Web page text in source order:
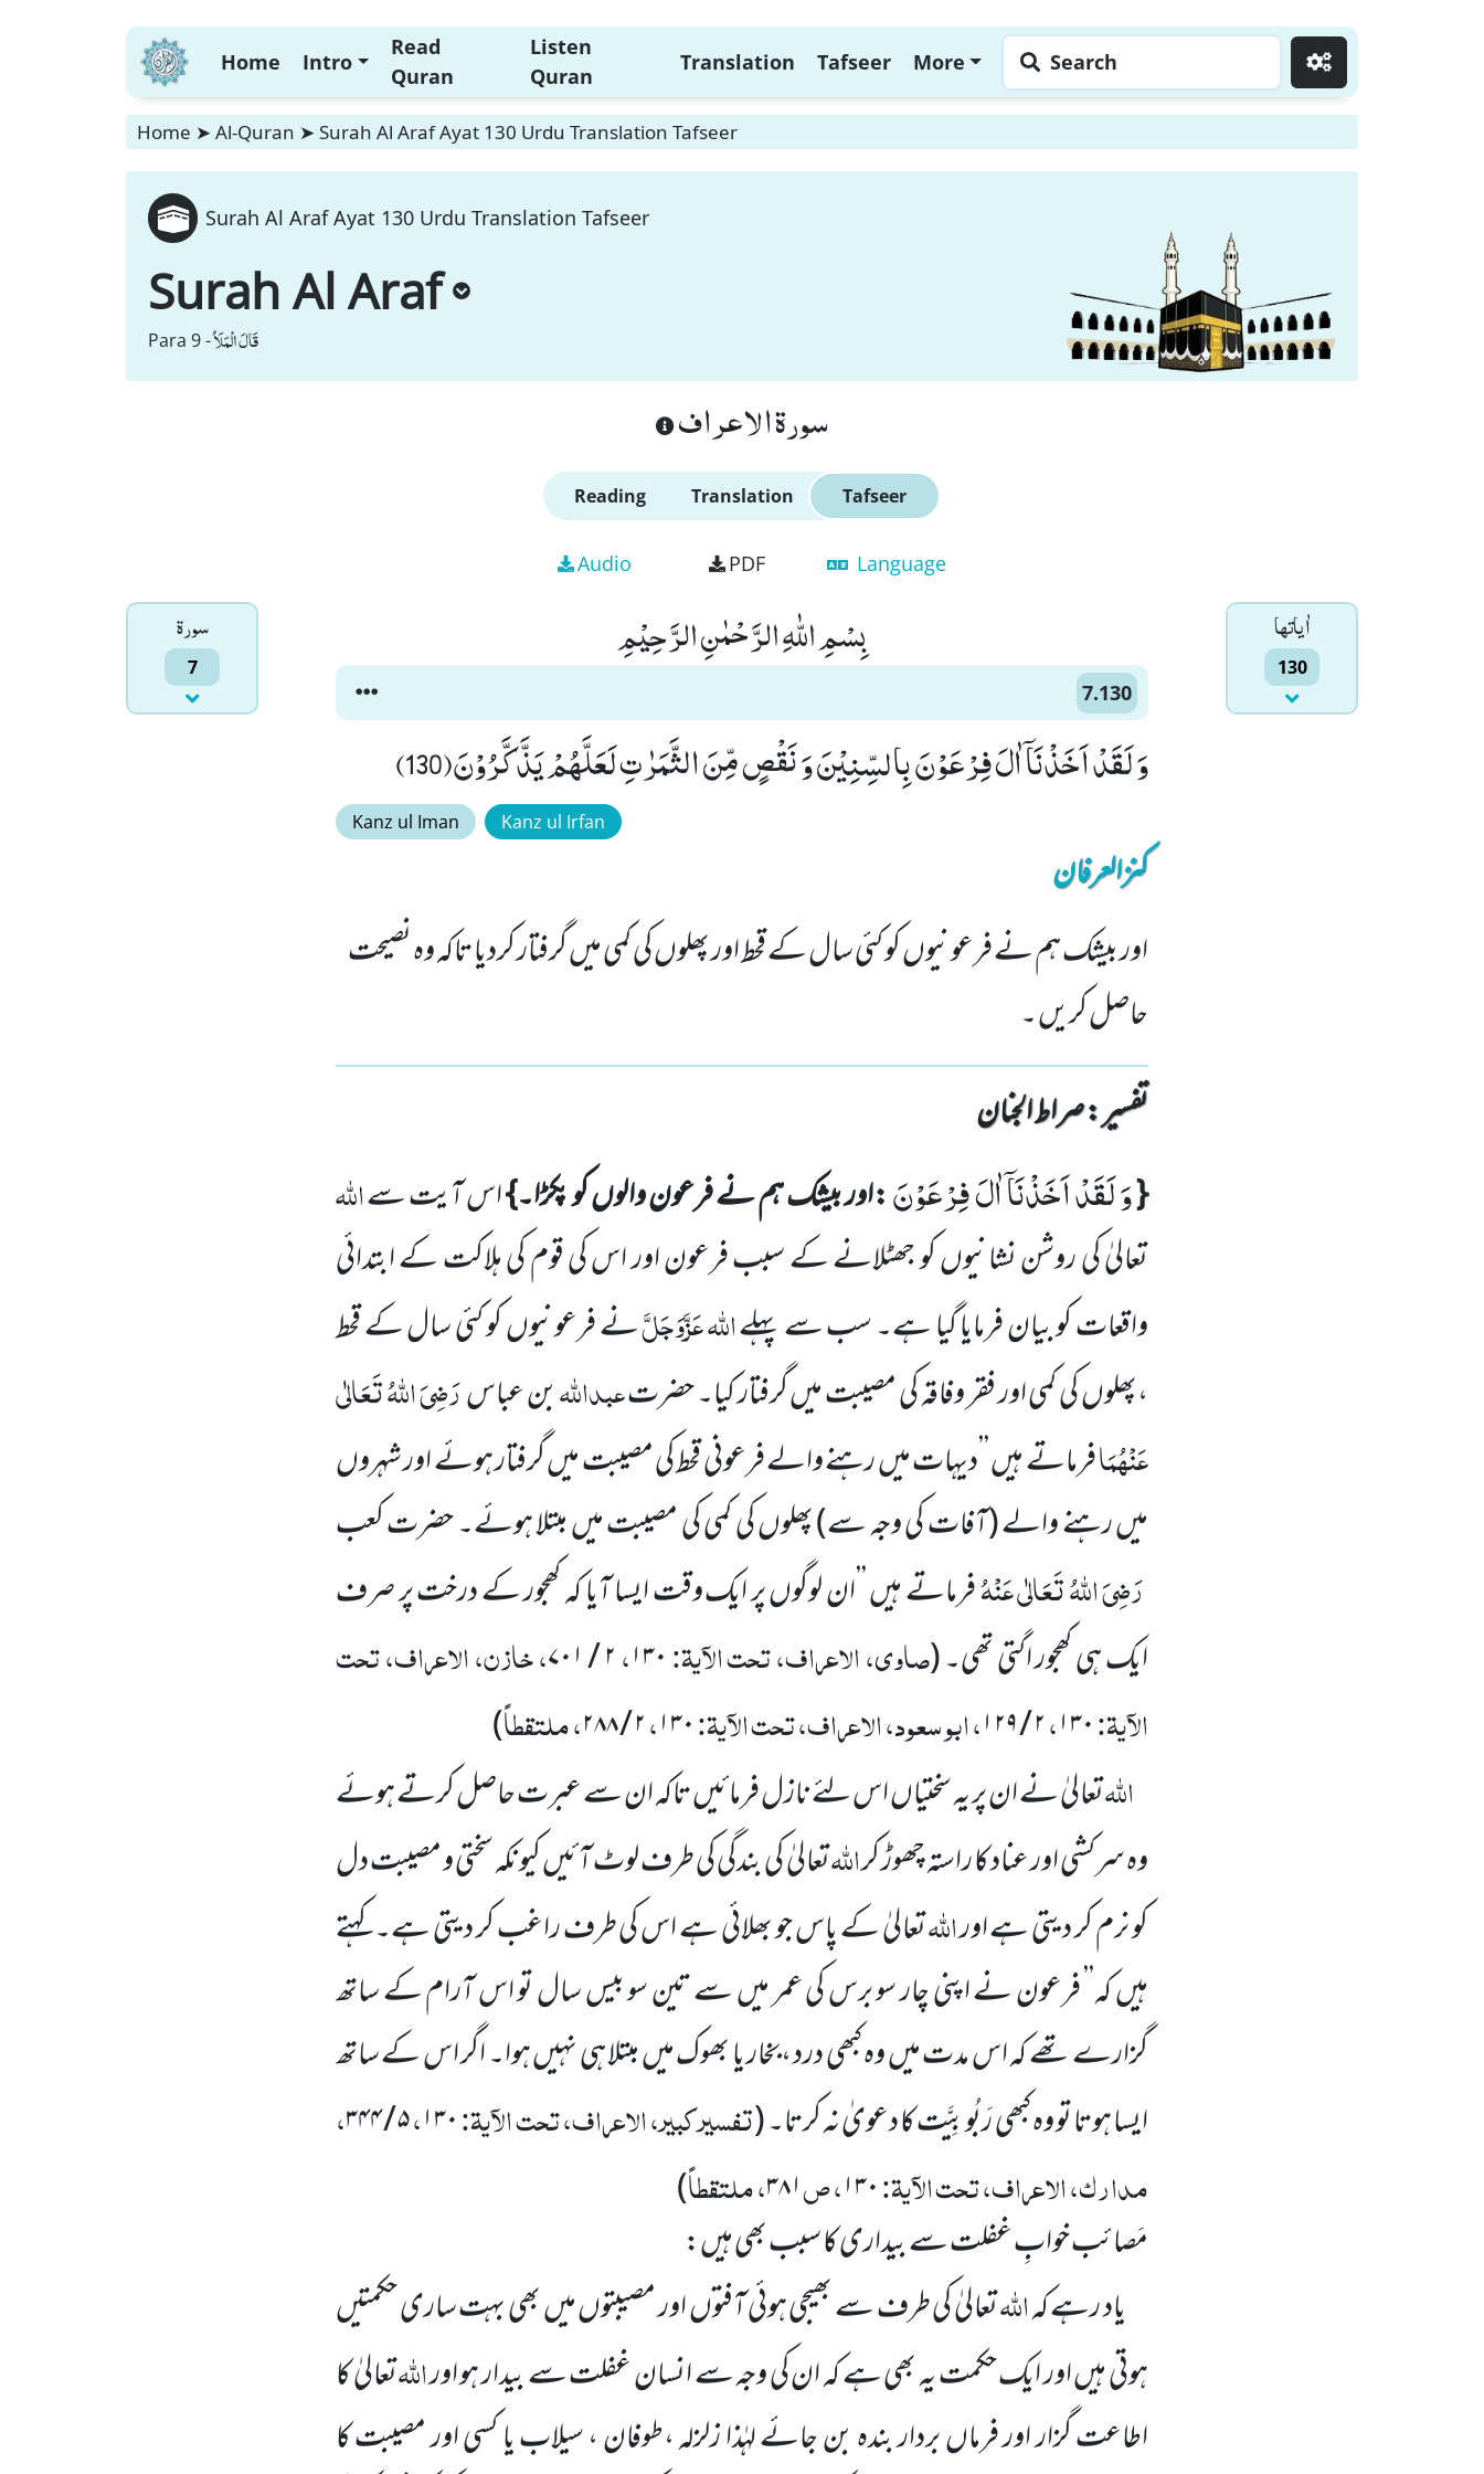
Home Intro
Read
Quran
Listen
Quran
Translation Tafseer More Search
Home ➤ Al-Quran ➤ Surah Al Araf Ayat 130 Urdu Translation Tafseer
Surah Al Araf Ayat 130 Urdu Translation Tafseer
Surah Al Araf
Para 9 -قَالَ الْمَلَاُ
سورة الاعراف
Reading Translation Tafseer
Audio PDF Language
سورۃ
7
اٰياتها
130
بِسْمِ اللّٰهِ الرَّحْمٰنِ الرَّحِیْمِ
7.130
وَ لَقَدْ اَخَذْنَاۤ اٰلَ فِرْعَوْنَ بِالسِّنِیْنَ وَ نَقْصٍ مِّنَ الثَّمَرٰتِ لَعَلَّهُمْ یَذَّكَّرُوْنَ(130)
Kanz ul Iman Kanz ul Irfan
کنزالعرفان
اور بیشک ہم نے فرعونیوں کو کئی سال کے قحط اور پھلوں کی کمی میں گرفتار کردیا تاکہ وہ نصیحت
حاصل کریں ۔
تفسیر : ‎صراط الجنان
{وَ لَقَدْ اَخَذْنَاۤ اٰلَ فِرْعَوْنَ:اور بیشک ہم نے فرعون والوں کو پکڑا۔}اس آیت سےاللہ
تعالیٰ کی روشن نشانیوں کو جھٹلانےکے سبب فرعوناور اس کی قوم کی ہلاکت کے ابتدائی
واقعات کو بیان فرمایا گیا ہے۔ سب سے پہلےاللہ عَزَّوَجَلَّنے فرعونیوںکو کئی سال کے قحط
،پھلوں کی کمی اور فقر وفاقہ کی مصیبت میں گرفتار کیا۔ حضرتعبداللہبن عباسرَضِیَ اللہُ تَعَالٰی
عَنْہُمَافرماتے ہیں ’’دیہات میں رہنے والے فرعونی قحط کی مصیبت میں گرفتار ہوئے اور شہروں
میں رہنے والے(آفات کی وجہسے)پھلوں کی کمی کی مصیبت میں مبتلا ہوئے۔ حضرت کعب
رَضِیَ اللہُ تَعَالٰی عَنْہُفرماتے ہیں ’’ان لوگوں پر ایکوقت ایسا آیا کہ کھجور کے درخت پر صرف
ایک ہی کھجور اگتی تھی۔(صاوی، الاعراف، تحت الآیۃ:۱۳۰،۲/۷۰۱، خازن، الاعراف، تحت
الآیۃ:۱۳۰،۲/۱۲۹، ابو سعود، الاعراف، تحت الآیۃ:۱۳۰،۲/۲۸۸، ملتقطاً)
اللہتعالیٰ نے ان پر یہ سختیاں اس لئے نازل فرمائیں تاکہ ان سے عبرت حاصل کرتے ہوئے
وہ سرکشی اور عناد کا راستہ چھوڑ کراللہتعالیٰ کی بندگی کی طرف لوٹ آئیں کیونکہ سختی و مصیبت دل
کو نرم کر دیتی ہے اوراللہتعالیٰ کے پاس جوبھلائی ہے اس کی طرف راغب کر دیتی ہے۔ کہتے
ہیں کہ’’ فرعون نے اپنی چار سو برس کی عمر میں سے تین سو بیس سال تو اسآرام کے ساتھ
گزارے تھے کہ اس مدت میں وہ کبھی درد ،بخار یا بھوک میں مبتلا ہی نہیں ہوا۔ اگر اس کے ساتھ
ایسا ہوتا تو وہ کبھی رَبُوبِیَّت کا دعویٰ نہ کرتا۔(تفسیر کبیر، الاعراف، تحت الآیۃ:۱۳۰،۵/۳۴۴،
مدارک، الاعراف، تحت الآیۃ:۱۳۰، ص۳۸۱، ملتقطاً)
مَصائب خوابِ غفلت سے بیداری کا سبب بھی ہیں:
یاد رہے کہاللہتعالیٰ کی طرف سے بھیجیہوئی آفتوں اور مصیبتوں میں بھی بہت ساری حکمتیں
ہوتی ہیں اور ایکحکمت یہ بھی ہے کہ ان کی وجہ سے انسان غفلت سے بیدار ہو اوراللہتعالیٰ کا
اطاعت گزار اور فرماں بردار بندہ بن جائےلہٰذا زلزلہ ،طوفان ، سیلاب یا کسی اور مصیبت کا